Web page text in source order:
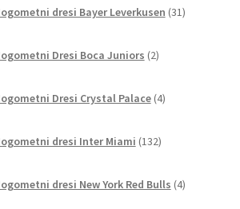
dresi Bayer Leverkusen 31izdelkov
Dresi Boca Juniors 2izdelka
Dresi Crystal Palace 4izdelki
dresi Inter Miami 132izdelkov
dresi New York Red Bulls 4izdelki